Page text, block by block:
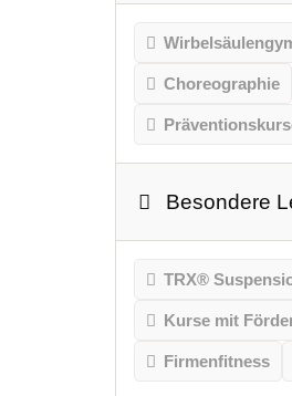
Choreographie
Besondere
TRX®
Kurse mit
Firmenfitness